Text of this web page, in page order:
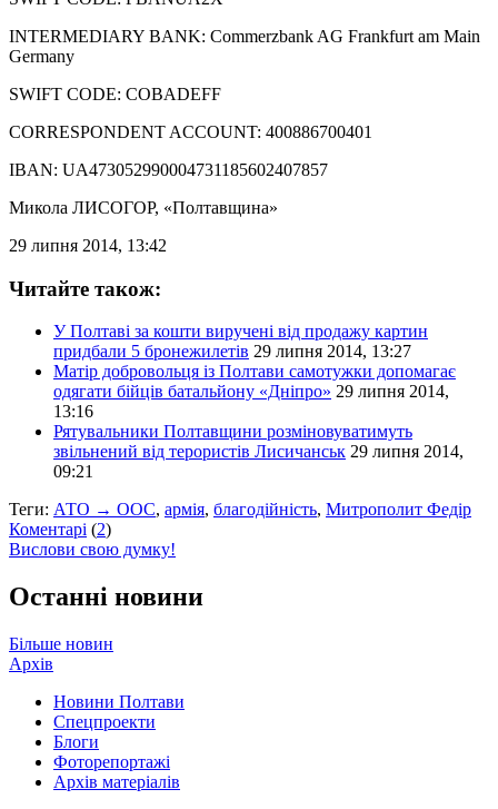
INTERMEDIARY BANK: Commerzbank AG Frankfurt am Main
Germany
SWIFT CODE: COBADEFF
CORRESPONDENT ACCOUNT: 400886700401
IBAN: UA473052990004731185602407857
Микола ЛИСОГОР, «Полтавщина»
29 липня 2014, 13:42
Читайте також:
У Полтаві за кошти виручені від продажу картин
придбали 5 бронежилетів 29 липня 2014, 13:27
Матір добровольця із Полтави самотужки допомагає
одягати бійців батальйону «Дніпро» 29 липня 2014,
13:16
Рятувальники Полтавщини розміновуватимуть
звільнений від терористів Лисичанськ 29 липня 2014,
09:21
Теги: АТО → ООС, армія, благодійність, Митрополит Федір
Коментарі (2)
Вислови свою думку!
Останні новини
Більше новин
Архів
Новини Полтави
Спецпроекти
Блоги
Фоторепортажі
Архів матеріалів